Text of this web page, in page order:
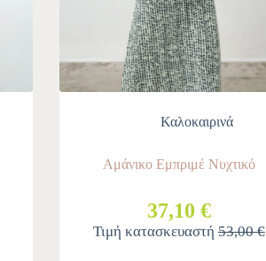
Καλοκαιρινά
Αμάνικο Εμπριμέ Νυχτικό
37,10 €
Τιμή κατασκευαστή53,00 €